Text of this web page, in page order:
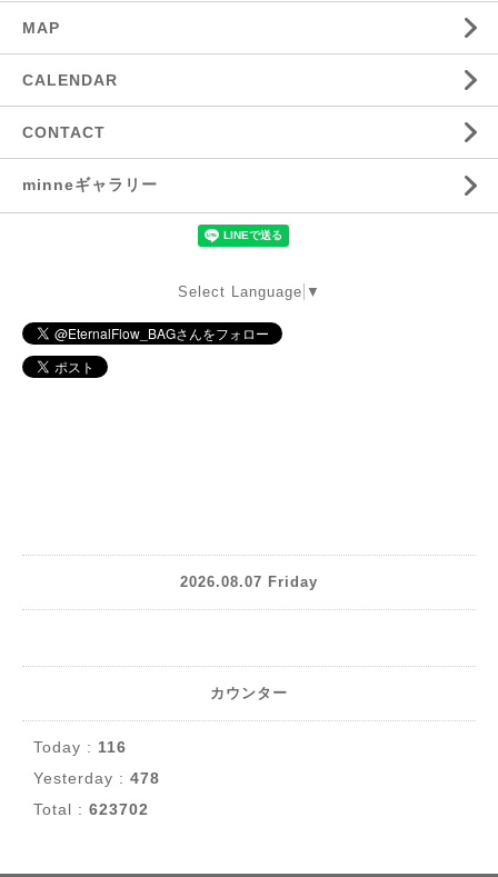
MAP
CALENDAR
CONTACT
minneギャラリー
Select Language ▼
2026.08.07 Friday
カウンター
Today : 116
Yesterday : 478
Total : 623702